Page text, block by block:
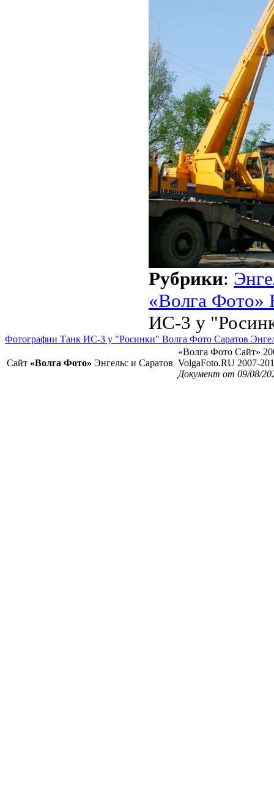
Рубрики:
«Волга Фото»
ИС-3 у
Фотографии Танк ИС-3 у "Росинки" Волга Фото Саратов
Сайт «Волга Фото» Энгельс и Саратов
«Волга Фото Сайт»
VolgaFoto.RU 2007-
Документ от 09/08/